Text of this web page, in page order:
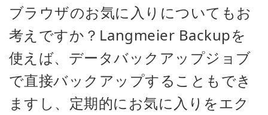
ブラウザのお気に入りについてもお
考えですか？Langmeier Backupを
使えば、データバックアップジョブ
で直接バックアップすることもでき
ますし、定期的にお気に入りをエク